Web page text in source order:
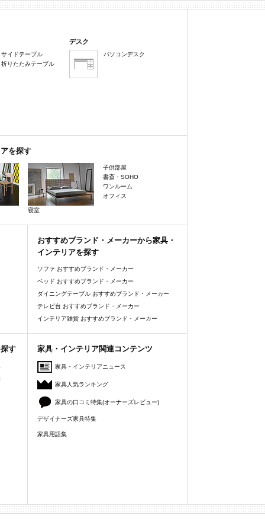
サイドテーブル
折りたたみテーブル
デスク
パソコンデスク
を探す
寝室
子供部屋
書斎・SOHO
ワンルーム
オフィス
おすすめブランド・メーカーから家具・
インテリアを探す
ソファ おすすめブランド・メーカー
ベッド おすすめブランド・メーカー
ダイニングテーブル おすすめブランド・メーカー
テレビ台 おすすめブランド・メーカー
インテリア雑貨 おすすめブランド・メーカー
す 家具・インテリア関連コンテンツ
家具・インテリアニュース
家具人気ランキング
家具の口コミ特集(オーナーズレビュー)
デザイナーズ家具特集
家具用語集